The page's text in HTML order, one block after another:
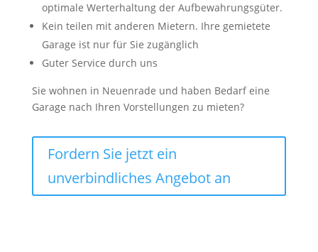
optimale Werterhaltung der Aufbewahrungsgüter.
Kein teilen mit anderen Mietern. Ihre gemietete
Garage ist nur für Sie zugänglich
Guter Service durch uns
Sie wohnen in Neuenrade und haben Bedarf eine
Garage nach Ihren Vorstellungen zu mieten?
Fordern Sie jetzt ein
unverbindliches Angebot an